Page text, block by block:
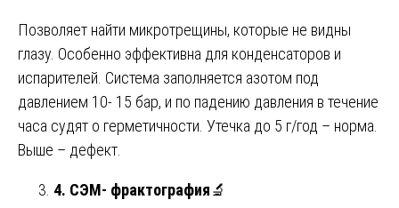
Позволяет найти микротрещины, которые не видны
глазу. Особенно эффективна для конденсаторов и
испарителей. Система заполняется азотом под
давлением 10- 15 бар, и по падению давления в течение
часа судят о герметичности. Утечка до 5 г/год – норма.
Выше – дефект.
4. СЭМ- фрактография🔬